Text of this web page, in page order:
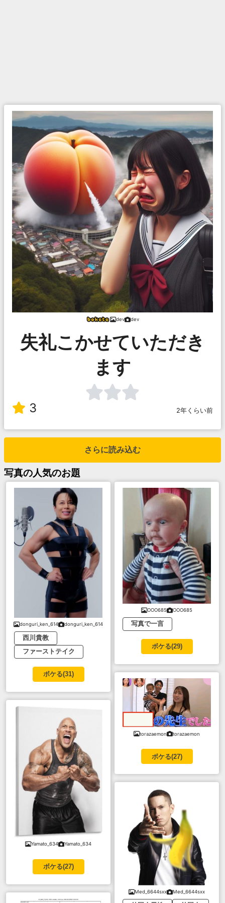
dev dev
失礼こかせていただき
ます
3 2年くらい前
さらに読み込む
写真の人気のお題
donguri_ken_614 donguri_ken_614
西川貴教
ファーストテイク
ボケる(31)
Yamato_634 Yamato_634
ボケる(27)
OOO685 OOO685
写真で一言
ボケる(29)
torazaemon torazaemon
ボケる(27)
Med_6644sxx Med_6644sxx